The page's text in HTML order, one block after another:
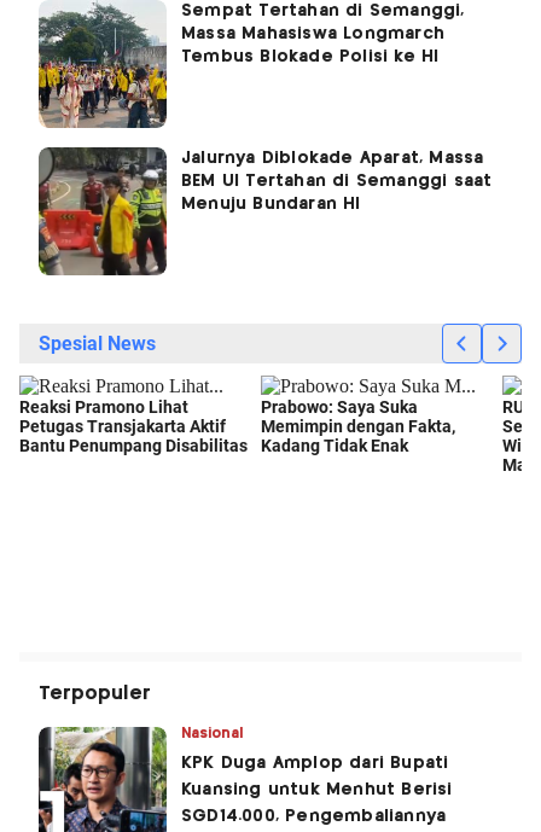
Sempat Tertahan di Semanggi,
Massa Mahasiswa Longmarch
Tembus Blokade Polisi ke HI
Jalurnya Diblokade Aparat, Massa
BEM UI Tertahan di Semanggi saat
Menuju Bundaran HI
Terpopuler
Nasional
KPK Duga Amplop dari Bupati
Kuansing untuk Menhut Berisi
SGD14.000, Pengembaliannya